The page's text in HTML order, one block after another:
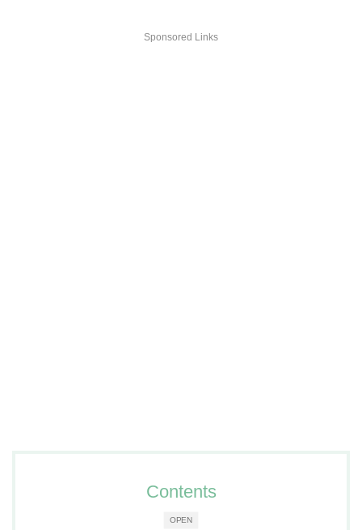
Sponsored Links
OPEN
Contents